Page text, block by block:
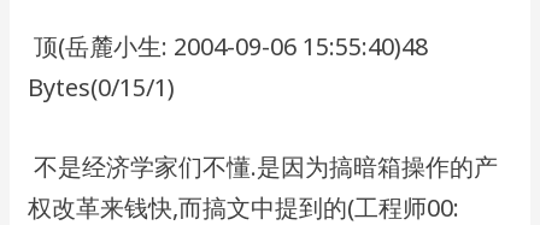
​ 顶(岳麓小生: 2004-09-06 15:55:40)48
Bytes(0/15/1)
​ 不是经济学家们不懂.是因为搞暗箱操作的产
权改革来钱快,而搞文中提到的(工程师00: